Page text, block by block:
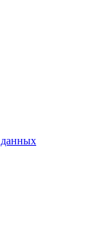
данных